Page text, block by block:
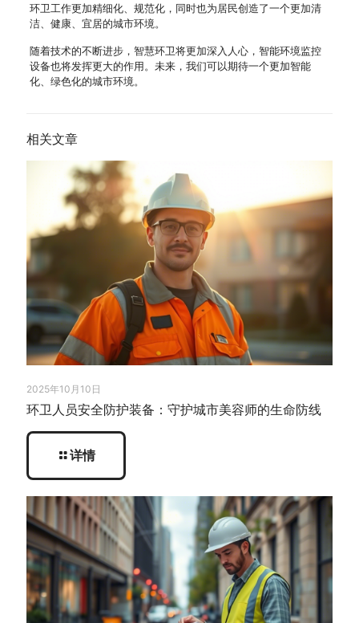
环卫工作更加精细化、规范化，同时也为居民创造了一个更加清
洁、健康、宜居的城市环境。
随着技术的不断进步，智慧环卫将更加深入人心，智能环境监控
设备也将发挥更大的作用。未来，我们可以期待一个更加智能
化、绿色化的城市环境。
相关文章
2025年10月10日
环卫人员安全防护装备：守护城市美容师的生命防线
详情